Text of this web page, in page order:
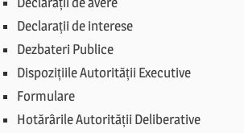
Declarații de interese
Dezbateri Publice
Dispozițiile Autorității Executive
Formulare
Hotărârile Autorității Deliberative